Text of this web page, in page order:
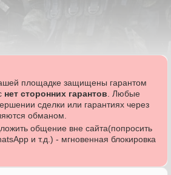
площадке защищены гарантом
нет сторонних гарантов . Любые
сделки или гарантиях через
обманом.
общение вне сайта(попросить
и т.д.) - мгновенная блокировка